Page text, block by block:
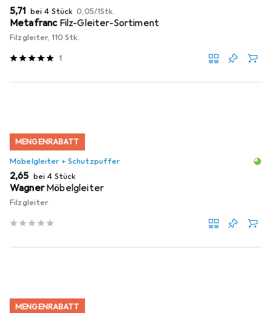
EUR
5,71 bei 4 Stück EUR
0,05/1Stk.
Metafranc Filz-Gleiter-Sortiment
Filzgleiter, 110 Stk.
1
MENGENRABATT
Möbelgleiter + Schutzpuffer
EUR
2,65 bei 4 Stück
Wagner Möbelgleiter
Filzgleiter
MENGENRABATT